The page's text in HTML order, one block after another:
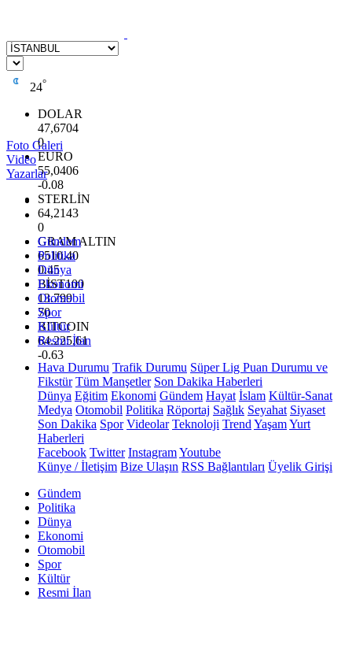
24°
DOLAR
47,6704
0
EURO
55,0406
-0.08
STERLİN
64,2143
0
GRAM ALTIN
6510.40
0.45
BİST100
13.799
70
BITCOIN
64.225,61
-0.63
Foto Galeri
Video
Yazarlar
Gündem
Politika
Dünya
Ekonomi
Otomobil
Spor
Kültür
Resmi İlan
Hava Durumu Trafik Durumu Süper Lig Puan Durumu ve
Fikstür Tüm Manşetler Son Dakika Haberleri
Dünya Eğitim Ekonomi Gündem Hayat İslam Kültür-Sanat
Medya Otomobil Politika Röportaj Sağlık Seyahat Siyaset
Son Dakika Spor Videolar Teknoloji Trend YaşamYurt
Haberleri
Facebook Twitter InstagramYoutube
Künye / İletişim Bize Ulaşın RSS Bağlantıları Üyelik Girişi
Gündem
Politika
Dünya
Ekonomi
Otomobil
Spor
Kültür
Resmi İlan